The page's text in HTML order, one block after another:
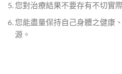
您對治療結果不要存有不切實
您能盡量保持自己身體之健康
源。